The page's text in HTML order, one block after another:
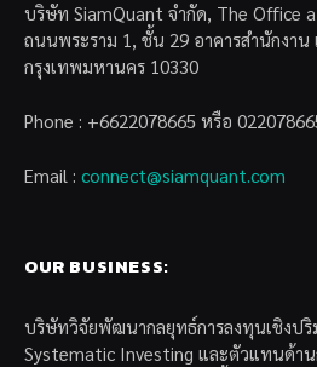
บริษัท SiamQuant จำกัด, The Office
ถนนพระราม 1, ชั้น 29 อาคารสำนักงา
กรุงเทพมหานคร 10330
Phone : +6622078665 หรือ
Email : connect@siamquant.com
OUR BUSINESS:
บริษัทวิจัยพัฒนากลยุทธ์การลงทุนเชิง
Systematic Investing และตัวแทนด้า